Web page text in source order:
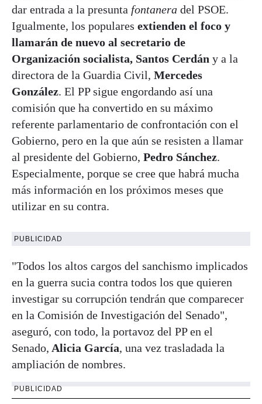
dar entrada a la presunta fontanera del PSOE.
Igualmente, los populares extienden el foco y
llamarán de nuevo al secretario de
Organización socialista, Santos Cerdán y a la
directora de la Guardia Civil, Mercedes
González. El PP sigue engordando así una
comisión que ha convertido en su máximo
referente parlamentario de confrontación con el
Gobierno, pero en la que aún se resisten a llamar
al presidente del Gobierno, Pedro Sánchez.
Especialmente, porque se cree que habrá mucha
más información en los próximos meses que
utilizar en su contra.
PUBLICIDAD
"Todos los altos cargos del sanchismo implicados
en la guerra sucia contra todos los que quieren
investigar su corrupción tendrán que comparecer
en la Comisión de Investigación del Senado",
aseguró, con todo, la portavoz del PP en el
Senado, Alicia García, una vez trasladada la
ampliación de nombres.
PUBLICIDAD